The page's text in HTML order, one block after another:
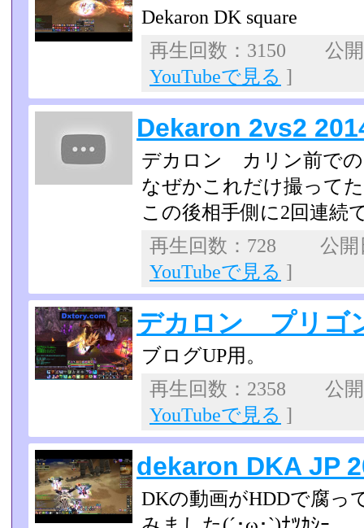
Dekaron DK square
再生回数：3150 公
YouTubeで見る ]
Dekaron 2vs2
デカロン カリン前での
なぜかこれだけ撮って
この後相手側に2回連続
再生回数：728 公
YouTubeで見る ]
デカロン プリゴ
ブログUP用。
再生回数：2358 公
YouTubeで見る ]
dekaron DKA JP
DKの動画がHDDで腐っ